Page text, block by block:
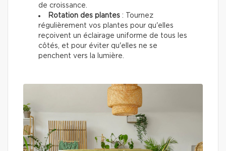
de croissance.
Rotation des plantes : Tournez
régulièrement vos plantes pour qu'elles
reçoivent un éclairage uniforme de tous les
côtés, et pour éviter qu'elles ne se
penchent vers la lumière.